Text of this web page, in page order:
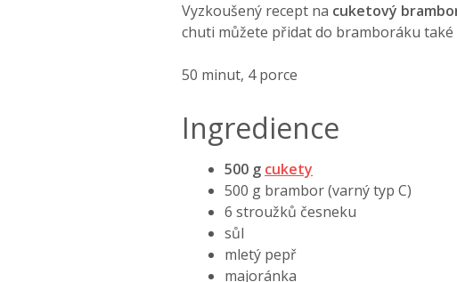
Vyzkoušený recept na cuketový
chuti můžete přidat do bramboráku také
50 minut, 4 porce
Ingredience
500 g cukety
500 g brambor (varný typ C)
6 stroužků česneku
sůl
mletý pepř
majoránka